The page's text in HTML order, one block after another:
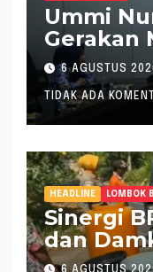
Ummi
Gerakan
Tangani
6 AGUSTUS
TIDAK ADA
HEADLINE LOMBOK
Sinergi
dan
Air